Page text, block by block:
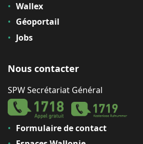
Wallex
Géoportail
Jobs
Nous contacter
SPW Secrétariat Général
Formulaire de contact